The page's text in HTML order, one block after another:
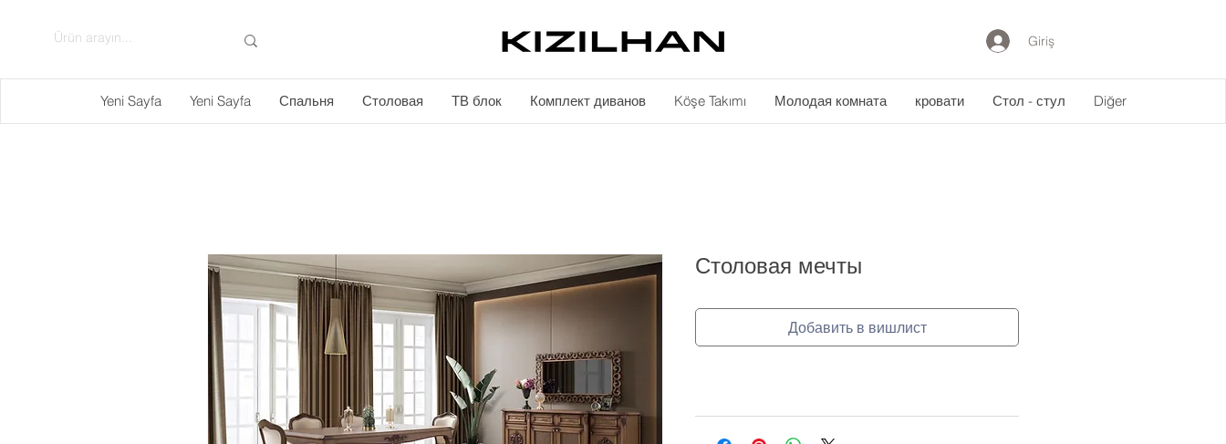
Giriş
Yeni Sayfa Yeni Sayfa Спальня Столовая ТВ блок Комплект диванов Köşe Takımı Молодая комната кровати Стол - стул Diğer
Столовая мечты
Добавить в вишлист